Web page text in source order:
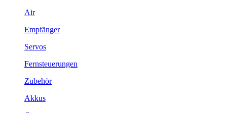
Air
Empfänger
Servos
Fernsteuerungen
Zubehör
Akkus